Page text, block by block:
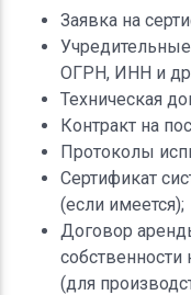
Заявка на
ОГРН, ИНН и
Техническая
Контракт на
Протоколы
Сертификат
(если имеется);
Договор
(для